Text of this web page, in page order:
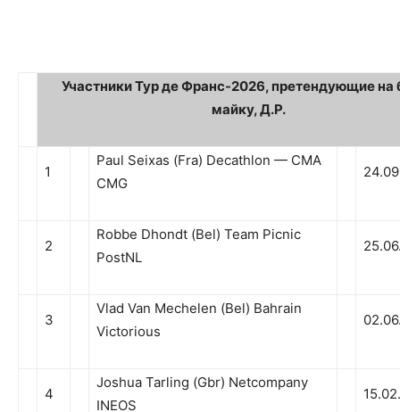
Участники Тур де Франс-2026, претендующие на
майку, Д.Р.
1
Paul Seixas (Fra) Decathlon — CMA
CMG
2
Robbe Dhondt (Bel) Team Picnic
PostNL
3
Vlad Van Mechelen (Bel) Bahrain
Victorious
4
Joshua Tarling (Gbr) Netcompany
INEOS